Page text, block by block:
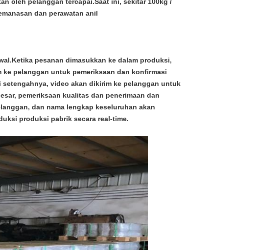
dan perawatan anil
pesanan dimasukkan ke dalam produksi,
pelanggan untuk pemeriksaan dan konfirmasi
video akan dikirim ke pelanggan untuk
pemeriksaan kualitas dan penerimaan dan
dan nama lengkap keseluruhan akan
produksi pabrik secara real-time.